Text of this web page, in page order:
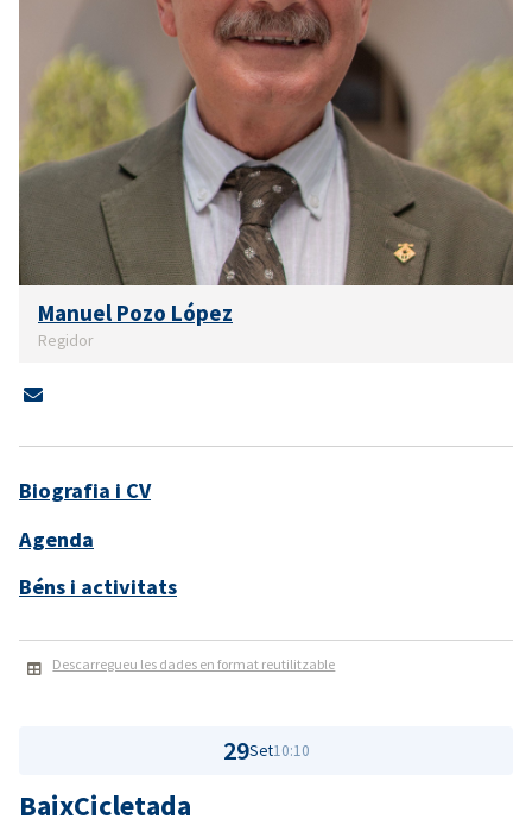
Manuel Pozo López
Regidor
Biografia i CV
Agenda
Béns i activitats
Descarregueu les dades en format reutilitzable
29Set10:10
BaixCicletada